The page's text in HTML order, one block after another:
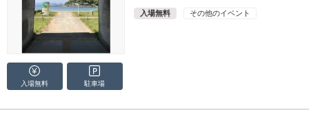
入場無料 その他のイベント
入場無料 駐車場